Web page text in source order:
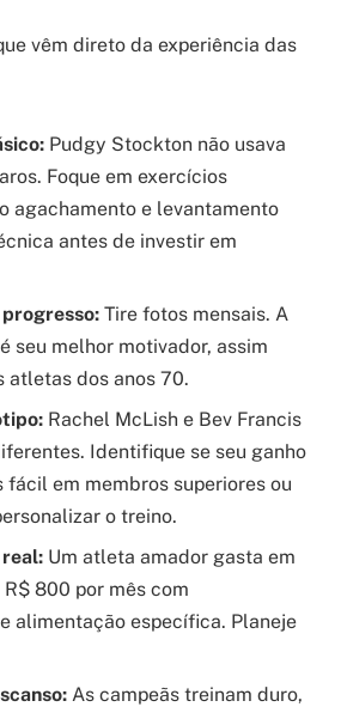
vêm direto da experiência das
Pudgy Stockton não usava
Foque em exercícios
agachamento e levantamento
antes de investir em
Tire fotos mensais. A
seu melhor motivador, assim
atletas dos anos 70.
Rachel McLish e Bev Francis
Identifique se seu ganho
fácil em membros superiores ou
o treino.
Um atleta amador gasta em
800 por mês com
alimentação específica. Planeje
As campeãs treinam duro,